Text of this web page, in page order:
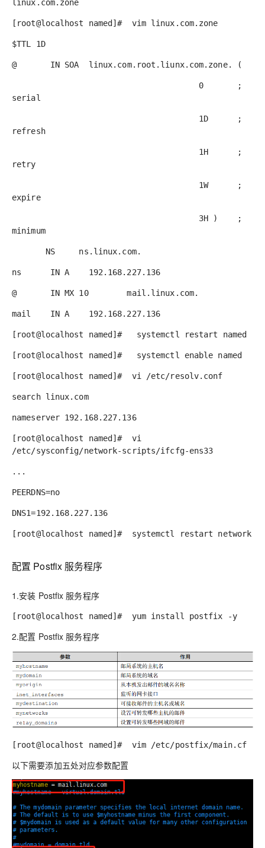
linux.com.zone
[root@localhost named]# vim linux.com.zone
$TTL 1D
@ IN SOA linux.com. root.liunx.com.zone. (
0 ;
serial
1D ;
refresh
1H ;
retry
1W ;
expire
3H ) ;
minimum
NS ns.linux.com.
ns IN A 192.168.227.136
@ IN MX 10 mail.linux.com.
mail IN A 192.168.227.136
[root@localhost named]# systemctl restart named
[root@localhost named]# systemctl enable named
[root@localhost named]# vi /etc/resolv.conf
search linux.com
nameserver 192.168.227.136
[root@localhost named]# vi
/etc/sysconfig/network-scripts/ifcfg-ens33
...
PEERDNS=no
DNS1=192.168.227.136
[root@localhost named]#systemctl restart network
配置 Postfix 服务程序
1.安装 Postfix 服务程序
[root@localhost named]# yum install postfix -y
2.配置 Postfix 服务程序
[root@localhost named]# vim /etc/postfix/main.cf
以下需要添加五处对应参数配置